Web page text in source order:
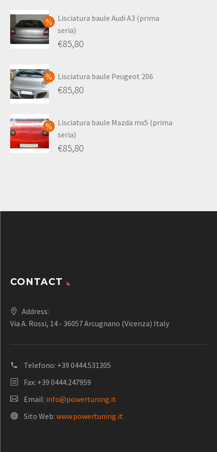
Lisciatura baule Audi A3 (prima
seria)
Il
originale
era:
€85,80
prezzo
attuale
Lisciatura baule Peugeot 206
Il
originale
era:
€110,00.
€85,80
prezzo
attuale
è:
Lisciatura baule Mazda mx5 (prima
seria)
Il
€85,80
CONTACT
Address:
Via A. Rossi, 14 - 36057 Arcugnano (Vicenza) Italy
Telefono: +39 0444.531305
Fax: +39 0444.247959
Email: info@powertuning.it
Sito Web: www.powertuning.it